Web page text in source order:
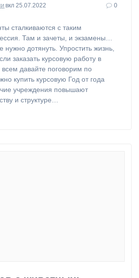
вкл 25.07.2022 0
сталкиваются с таким
Там и зачеты, и экзамены…
дотянуть. Упростить жизнь,
заказать курсовую работу в
давайте поговорим по
купить курсовую Год от года
учреждения повышают
и структуре…